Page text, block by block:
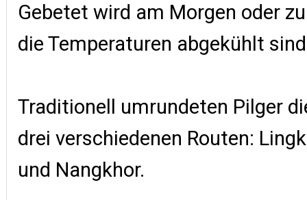
Gebetet wird am Morgen oder
die Temperaturen abgekühlt
Traditionell umrundeten Pilger
drei verschiedenen Routen:
und Nangkhor.